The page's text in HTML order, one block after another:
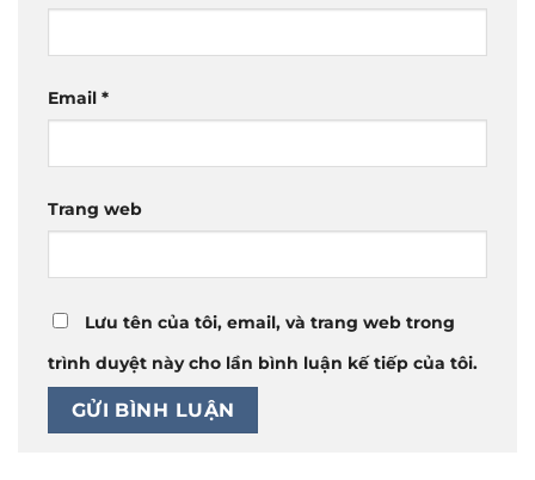
Email *
Trang web
Lưu tên của tôi, email, và trang web trong
trình duyệt này cho lần bình luận kế tiếp của tôi.